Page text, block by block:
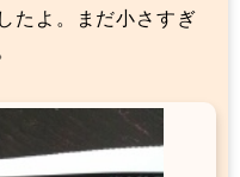
たよ。まだ小さすぎ